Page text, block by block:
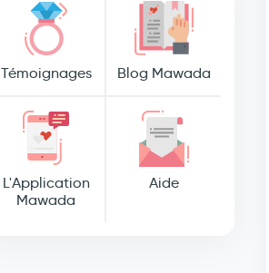
Témoignages Blog Mawada
L'Application
Mawada
Aide